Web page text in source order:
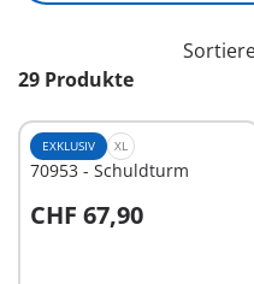
29 Produkte
EXKLUSIV XL
70953 - Schuldturm
CHF 67,90
In den Warenkorb